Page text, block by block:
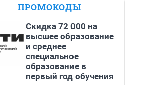
ПРОМОКОДЫ
Скидка 72 000 на
высшее образование
и среднее
специальное
образование в
первый год обучения